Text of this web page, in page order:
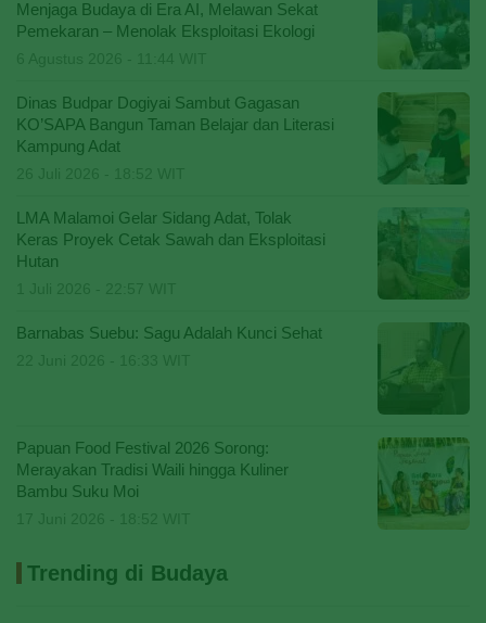
Menjaga Budaya di Era AI, Melawan Sekat
Pemekaran – Menolak Eksploitasi Ekologi
Dinas Budpar Dogiyai Sambut Gagasan
KO’SAPA Bangun Taman Belajar dan Literasi
Kampung Adat
LMA Malamoi Gelar Sidang Adat, Tolak
Keras Proyek Cetak Sawah dan Eksploitasi
Hutan
Barnabas Suebu: Sagu Adalah Kunci Sehat
Papuan Food Festival 2026 Sorong:
Merayakan Tradisi Waili hingga Kuliner
Bambu Suku Moi
Trending di Budaya